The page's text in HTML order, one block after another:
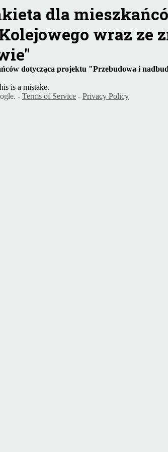
dla
wraz
dotycząca projektu "Przebudowa i
is a mistake.
- Terms of Service - Privacy Policy